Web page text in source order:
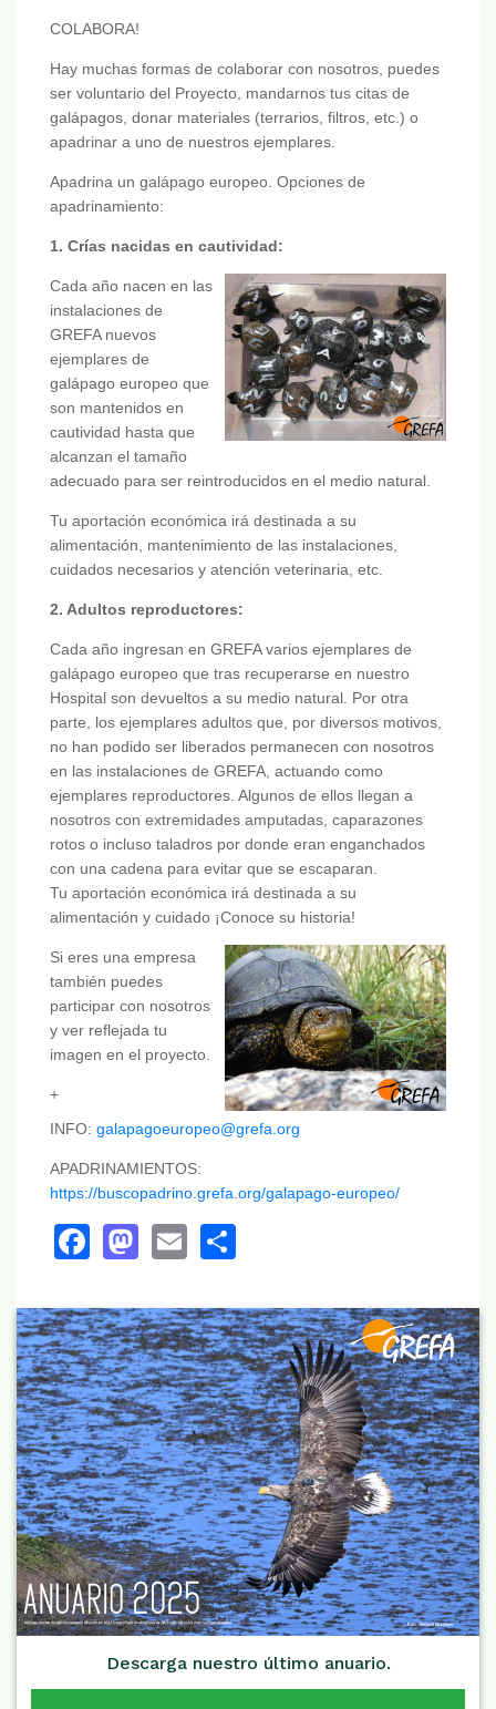
COLABORA!
Hay muchas formas de colaborar con nosotros, puedes
ser voluntario del Proyecto, mandarnos tus citas de
galápagos, donar materiales (terrarios, filtros, etc.) o
apadrinar a uno de nuestros ejemplares.
Apadrina un galápago europeo. Opciones de
apadrinamiento:
1. Crías nacidas en cautividad:
Cada año nacen en las
instalaciones de
GREFA nuevos
ejemplares de
galápago europeo que
son mantenidos en
cautividad hasta que
alcanzan el tamaño
adecuado para ser reintroducidos en el medio natural.
Tu aportación económica irá destinada a su
alimentación, mantenimiento de las instalaciones,
cuidados necesarios y atención veterinaria, etc.
2. Adultos reproductores:
Cada año ingresan en GREFA varios ejemplares de
galápago europeo que tras recuperarse en nuestro
Hospital son devueltos a su medio natural. Por otra
parte, los ejemplares adultos que, por diversos motivos,
no han podido ser liberados permanecen con nosotros
en las instalaciones de GREFA, actuando como
ejemplares reproductores. Algunos de ellos llegan a
nosotros con extremidades amputadas, caparazones
rotos o incluso taladros por donde eran enganchados
con una cadena para evitar que se escaparan.
Tu aportación económica irá destinada a su
alimentación y cuidado ¡Conoce su historia!
Si eres una empresa
también puedes
participar con nosotros
y ver reflejada tu
imagen en el proyecto.
+
INFO: galapagoeuropeo@grefa.org
APADRINAMIENTOS:
https://buscopadrino.grefa.org/galapago-europeo/
Facebook
Mastodon
Email
Descarga nuestro último anuario.